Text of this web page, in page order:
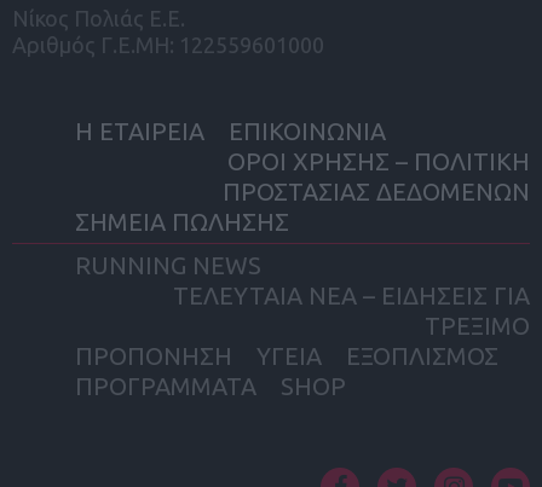
Νίκος Πολιάς Ε.Ε.
Αριθμός Γ.Ε.ΜΗ: 122559601000
Η ΕΤΑΙΡΕΙΑ
ΕΠΙΚΟΙΝΩΝΙΑ
ΟΡΟΙ ΧΡΗΣΗΣ – ΠΟΛΙΤΙΚΗ
ΠΡΟΣΤΑΣΙΑΣ ΔΕΔΟΜΕΝΩΝ
ΣΗΜΕΙΑ ΠΩΛΗΣΗΣ
RUNNING NEWS
ΤΕΛΕΥΤΑΙΑ ΝΕΑ – ΕΙΔΗΣΕΙΣ ΓΙΑ
ΤΡΕΞΙΜΟ
ΠΡΟΠΟΝΗΣΗ
ΥΓΕΙΑ
ΕΞΟΠΛΙΣΜΟΣ
ΠΡΟΓΡΑΜΜΑΤΑ
SHOP